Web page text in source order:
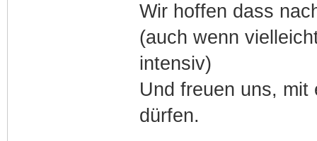
Wir hoffen dass
(auch wenn
intensiv)
Und freuen uns, mit
dürfen.